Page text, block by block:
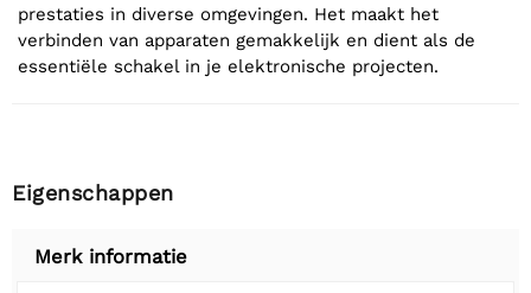
prestaties in diverse omgevingen. Het maakt het
verbinden van apparaten gemakkelijk en dient als de
essentiële schakel in je elektronische projecten.
Eigenschappen
Merk informatie